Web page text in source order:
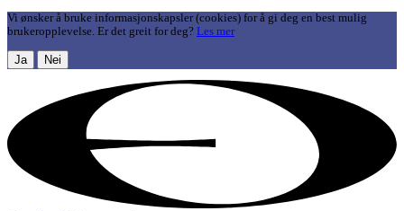
Vi ønsker å bruke informasjonskapsler (cookies) for å gi deg en best mulig
brukeropplevelse. Er det greit for deg? Les mer
Ja Nei